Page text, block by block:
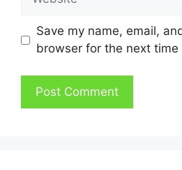
Save my name, email,
browser for the next time